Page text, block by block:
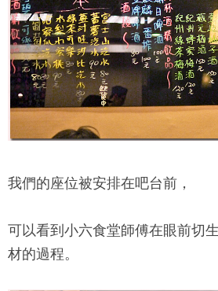
我們的座位被安排在吧台前，
可以看到 小六食堂師傅在眼前切
材的過程。